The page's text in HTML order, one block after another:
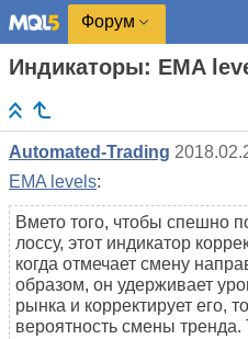
Форум
Индикаторы: EMA
Automated-Trading
EMA levels:
Вмето того, чтобы спешно
лоссу, этот индикатор
когда отмечает смену
образом, он удерживает
рынка и корректирует его,
вероятность смены